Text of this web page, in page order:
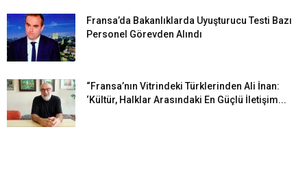
Fransa’da Bakanlıklarda Uyuşturucu Testi Bazı
Personel Görevden Alındı
“Fransa’nın Vitrindeki Türklerinden Ali İnan:
‘Kültür, Halklar Arasındaki En Güçlü İletişim...